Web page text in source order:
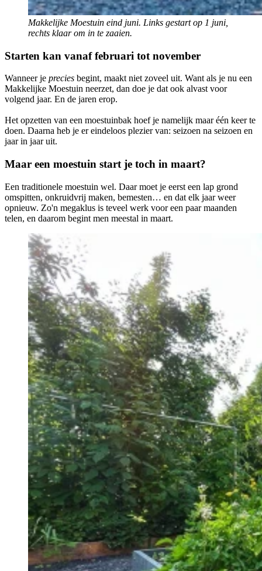
Makkelijke Moestuin eind juni. Links gestart op 1 juni,
rechts klaar om in te zaaien.
Starten kan vanaf februari tot november
Wanneer je precies begint, maakt niet zoveel uit. Want als je nu een
Makkelijke Moestuin neerzet, dan doe je dat ook alvast voor
volgend jaar. En de jaren erop.
Het opzetten van een moestuinbak hoef je namelijk maar één keer te
doen. Daarna heb je er eindeloos plezier van: seizoen na seizoen en
jaar in jaar uit.
Maar een moestuin start je toch in maart?
Een traditionele moestuin wel. Daar moet je eerst een lap grond
omspitten, onkruidvrij maken, bemesten… en dat elk jaar weer
opnieuw. Zo'n megaklus is teveel werk voor een paar maanden
telen, en daarom begint men meestal in maart.